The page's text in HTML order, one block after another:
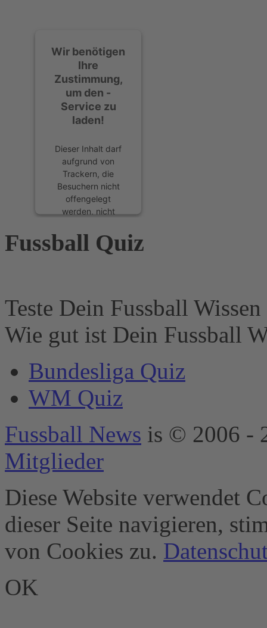
Wir benötigen
Ihre
Zustimmung,
um den -
Service zu
laden!
Dieser Inhalt darf
aufgrund von
Trackern, die
Besuchern nicht
offengelegt
werden, nicht
Der Besitzer der
Website muss diese
Liste der
verwendeten
hinzuzufügen.
Usercentrics
Consent
Management
Platform&
Fussball Quiz
Teste Dein Fussball
Wie gut ist Dein Fussball
Bundesliga Quiz
WM Quiz
Fussball News is © 2006 -
Mitglieder
Diese Website verwendet
dieser Seite navigieren,
von Cookies zu.
OK